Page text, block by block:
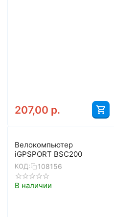
207,00 р.
Велокомпьютер
iGPSPORT BSC200
КОД: 108156
В наличии